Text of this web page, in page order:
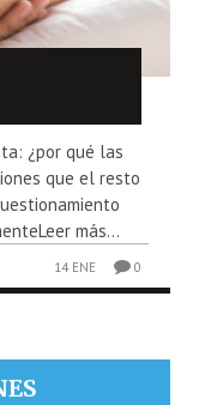
¿por qué las
que el resto
más...
14 ENE 0